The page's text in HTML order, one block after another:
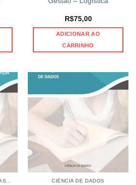
R$75,00
ADICIONAR AO
CARRINHO
CIÊNCIA DE DADOS